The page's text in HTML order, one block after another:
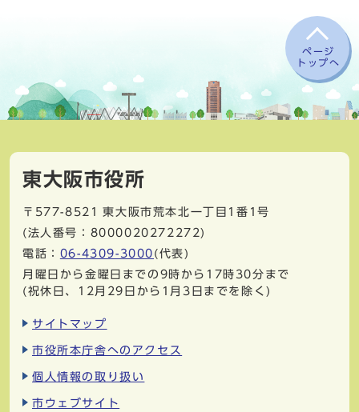
ページ
トップへ
東大阪市役所
〒577-8521
東大阪市荒本北一丁目1番1号
(法人番号：8000020272272)
電話： 06-4309-3000 (代表)
月曜日から金曜日までの9時から17時30分まで
(祝休日、12月29日から1月3日までを除く)
サイトマップ
市役所本庁舎へのアクセス
個人情報の取り扱い
市ウェブサイト